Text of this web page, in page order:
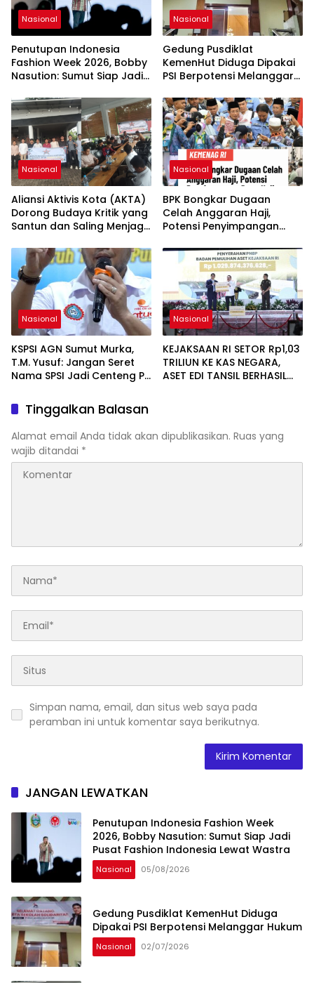
Nasional
Penutupan Indonesia
Fashion Week 2026, Bobby
Nasution: Sumut Siap Jadi
Lewat Wastra
Nasional
Gedung Pusdiklat
KemenHut Diduga Dipakai
PSI Berpotensi Melanggar
Nasional
Aliansi Aktivis Kota (AKTA)
Dorong Budaya Kritik yang
Santun dan Saling Menjaga
Nasional
BPK Bongkar Dugaan
Celah Anggaran Haji,
Potensi Penyimpangan
Rupiah
Nasional
KSPSI AGN Sumut Murka,
T.M. Yusuf: Jangan Seret
Nama SPSI Jadi Centeng PT
Nasional
KEJAKSAAN RI SETOR Rp1,03
TRILIUN KE KAS NEGARA,
ASET EDI TANSIL BERHASIL
Tinggalkan Balasan
Alamat email Anda tidak akan dipublikasikan. Ruas yang
wajib ditandai *
Simpan nama, email, dan situs web saya pada
peramban ini untuk komentar saya berikutnya.
JANGAN LEWATKAN
Penutupan Indonesia Fashion Week
2026, Bobby Nasution: Sumut Siap Jadi
Pusat Fashion Indonesia Lewat Wastra
Nasional 05/08/2026
Gedung Pusdiklat KemenHut Diduga
Dipakai PSI Berpotensi Melanggar Hukum
Nasional 02/07/2026